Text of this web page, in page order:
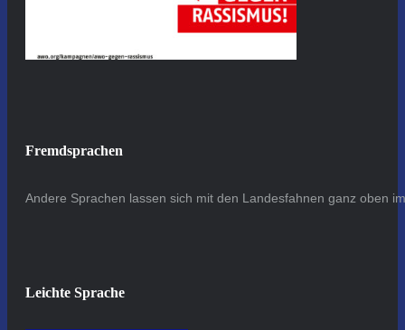
Fremdsprachen
Andere Sprachen lassen sich mit den Landesfahnen ganz oben
Leichte Sprache